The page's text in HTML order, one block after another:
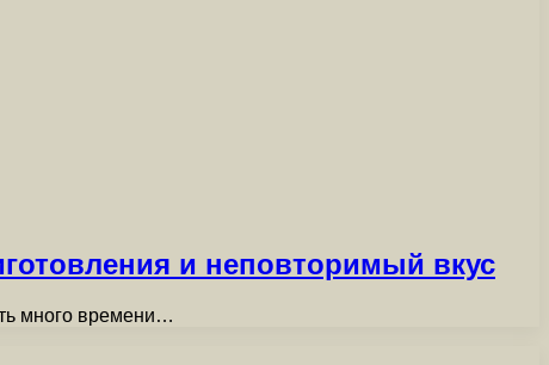
и неповторимый вкус
много времени…